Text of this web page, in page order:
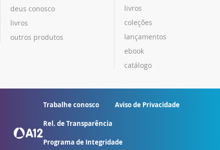
deus conosco
livros
outros produtos
livros
coleções
lançamentos
ebook
catálogo
Trabalhe conosco Aviso de Privacidade
Rel. de Transparência
Programa de Integridade